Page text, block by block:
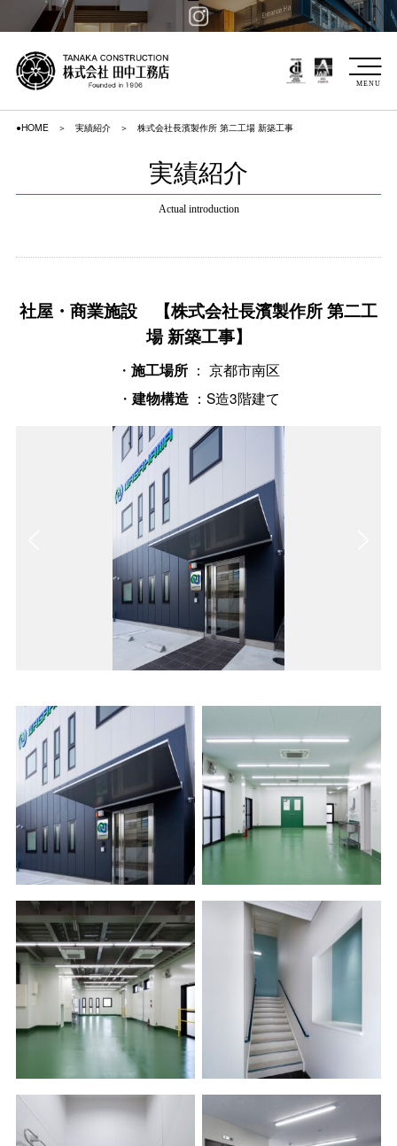
MENU
●HOME 実績紹介 株式会社長濱製作所 第二工場 新築工事
実績紹介
Actual introduction
社屋・商業施設 【株式会社長濱製作所 第二工
場 新築工事】
・ 施工場所 ： 京都市南区
・ 建物構造：S造3階建て